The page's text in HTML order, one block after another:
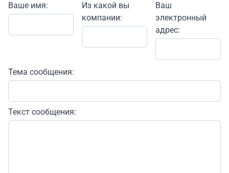
Ваше имя:
Из какой вы
компании:
Ваш
электронный
адрес:
Тема сообщения:
Текст сообщения: